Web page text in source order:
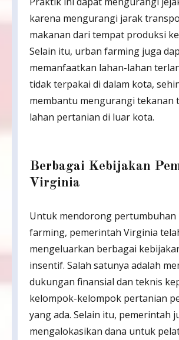
karena mengurangi jarak
makanan dari tempat produksi
Selain itu, urban farming juga
memanfaatkan lahan-lahan
tidak terpakai di dalam kota,
membantu mengurangi tekanan
lahan pertanian di luar kota.
Berbagai Kebijakan
Virginia
Untuk mendorong pertumbuhan
farming, pemerintah Virginia
mengeluarkan berbagai
insentif. Salah satunya adalah
dukungan finansial dan teknis
kelompok-kelompok pertanian
yang ada. Selain itu, pemerintah
mengalokasikan dana untuk